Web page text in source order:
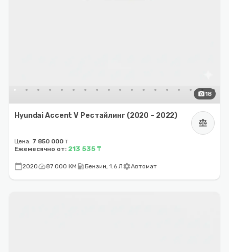
photo_camera18
Hyundai Accent V Рестайлинг (2020 – 2022)
balance
Цена: 7 850 000 ₸
Ежемесячно от: 213 535 ₸
calendar_today2020speed87 000 КМ local_gas_stationБензин, 1.6 ЛsettingsАвтомат